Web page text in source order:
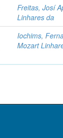
Freitas, Josí
Linhares da
Iochims,
Mozart